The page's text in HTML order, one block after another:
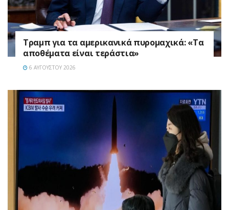
Τραμπ για τα αμερικανικά πυρομαχικά: «Τα
αποθέματα είναι τεράστια»
6 ΑΥΓΟΎΣΤΟΥ 2026